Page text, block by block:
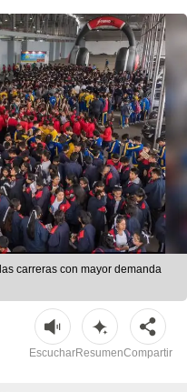
carreras con mayor demanda
EscucharResumenCompartir